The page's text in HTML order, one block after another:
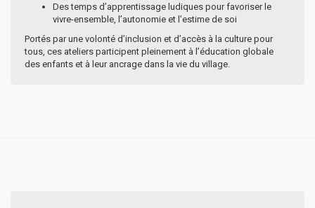
Des temps d’apprentissage ludiques pour favoriser le
vivre-ensemble, l’autonomie et l’estime de soi
Portés par une volonté d’inclusion et d’accès à la culture pour
tous, ces ateliers participent pleinement à l’éducation globale
des enfants et à leur ancrage dans la vie du village.